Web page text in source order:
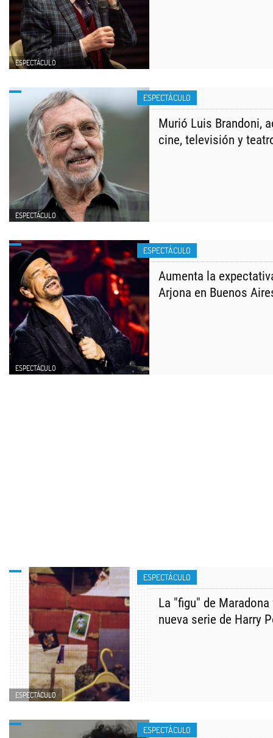
ESPECTÁCULO
ESPECTÁCULO
ESPECTÁCULO
Murió Luis Brandoni,
cine, televisión y
ESPECTÁCULO
ESPECTÁCULO
Aumenta la
Arjona en Buenos
ESPECTÁCULO
ESPECTÁCULO
La "figu" de
nueva serie de Harry
ESPECTÁCULO